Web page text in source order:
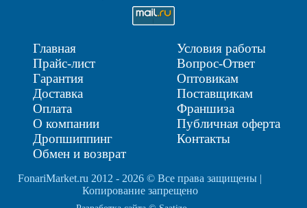
Главная
Прайс-лист
Гарантия
Доставка
Оплата
О компании
Дропшиппинг
Обмен и возврат
Условия работы
Вопрос-Ответ
Оптовикам
Поставщикам
Франшиза
Публичная оферта
Контакты
FonariMarket.ru 2012 - 2026 © Все права защищены |
Копирование запрещено